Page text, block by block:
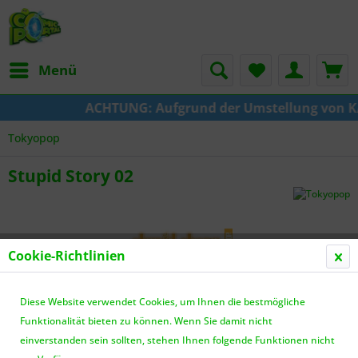
Menü
ACHTUNG: Aufgrund der Umstellung von
Tokyopop
Stupid Story 02
Cookie-Richtlinien
Diese Website verwendet Cookies, um Ihnen die bestmögliche
Funktionalität bieten zu können. Wenn Sie damit nicht
einverstanden sein sollten, stehen Ihnen folgende Funktionen nicht